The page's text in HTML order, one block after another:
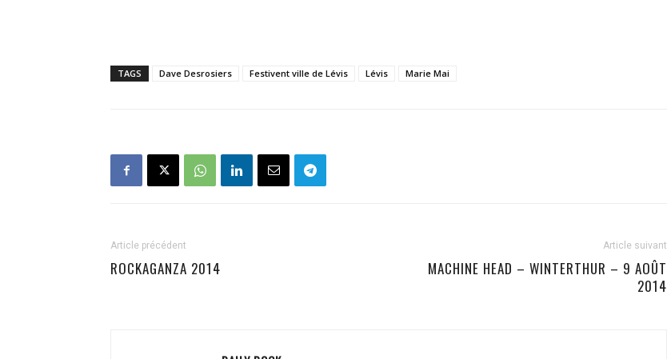
TAGS Dave Desrosiers Festivent ville de Lévis Lévis Marie Mai
Article précédent
ROCKAGANZA 2014
Article suivant
MACHINE HEAD – WINTERTHUR – 9 AOÛT
2014